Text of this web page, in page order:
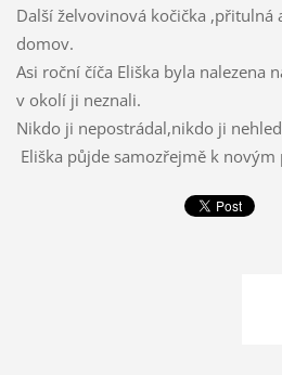
Další želvovinová kočička ,přitulná
domov.
Asi roční číča Eliška byla nalezena
v okolí ji neznali.
Nikdo ji nepostrádal,nikdo ji
Eliška půjde samozřejmě k